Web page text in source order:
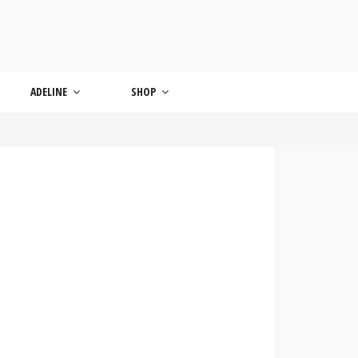
ADELINE SHOP